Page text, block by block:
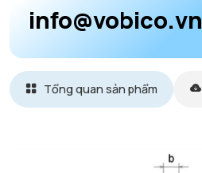
info@vobico.vn
Tổng quan sản phẩm